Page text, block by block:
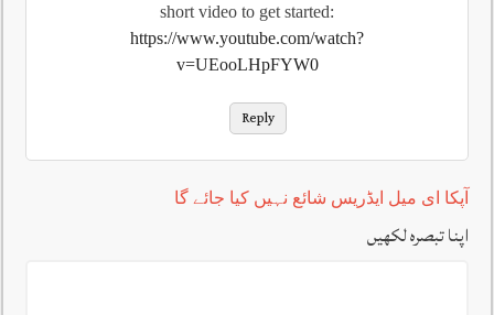
short video to get started:
https://www.youtube.com/watch?
v=UEooLHpFYW0
Reply
آپکا ای میل ایڈریس شائع نہیں کیا جائے گا
اپنا تبصرہ لکھیں